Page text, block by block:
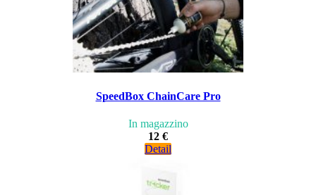
SpeedBox ChainCare Pro
In magazzino
12 €
Detail